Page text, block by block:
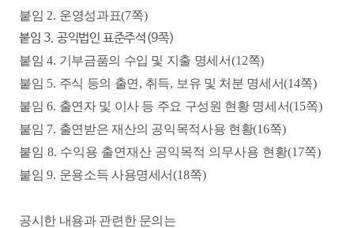
붙임 2. 운영성과표(7쪽)
붙임 3. 공익법인 표준주석(9쪽)
붙임 4. 기부금품의 수입 및 지출 명세서(12쪽)
붙임 5. 주식 등의 출연 , 취득, 보유 및 처분 명세서(14쪽)
붙임 6. 출연자 및 이사 등 주요 구성원 현황 명세서(15쪽)
붙임 7. 출연받은 재산의 공익목적사용 현황(16쪽)
붙임 8. 수익용 출연재산 공익목적 의무사용 현황(17쪽)
붙임 9. 운용소득 사용명세서(18쪽)
공시한 내용과 관련한 문의는